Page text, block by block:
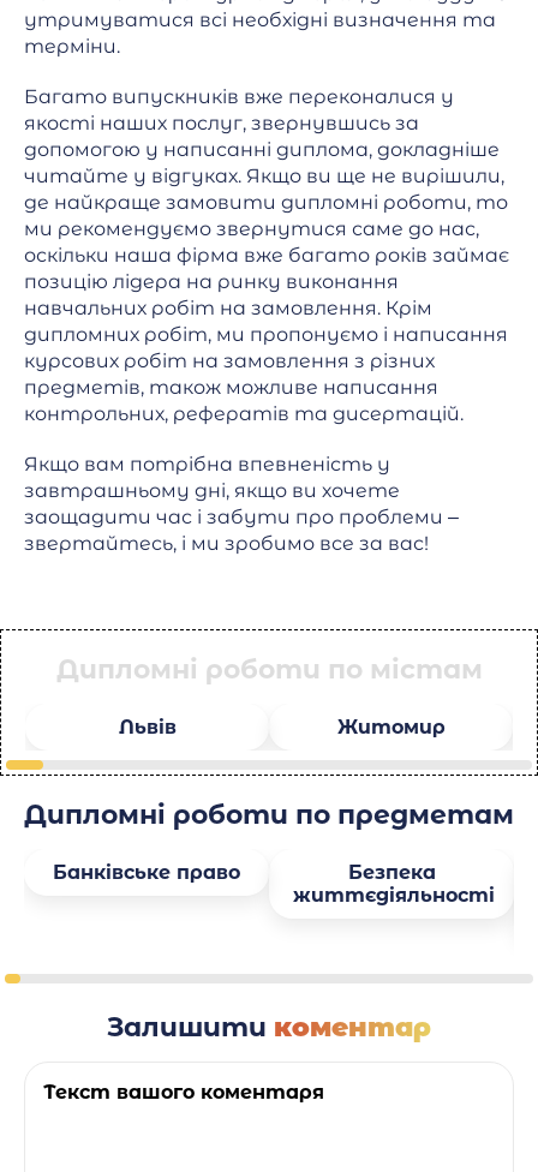
утримуватися всі необхідні визначення та
терміни.
Багато випускників вже переконалися у
якості наших послуг, звернувшись за
допомогою у написанні диплома, докладніше
читайте у відгуках. Якщо ви ще не вирішили,
де найкраще замовити дипломні роботи, то
ми рекомендуємо звернутися саме до нас,
оскільки наша фірма вже багато років займає
позицію лідера на ринку виконання
навчальних робіт на замовлення. Крім
дипломних робіт, ми пропонуємо і написання
курсових робіт на замовлення з різних
предметів, також можливе написання
контрольних, рефератів та дисертацій.
Якщо вам потрібна впевненість у
завтрашньому дні, якщо ви хочете
заощадити час і забути про проблеми –
звертайтесь, і ми зробимо все за вас!
Дипломні роботи по містам
Львів Житомир
Дипломні роботи по предметам
Банківське право
Безпека
життєдіяльності
Залишити коментар